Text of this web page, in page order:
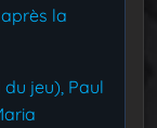
la
jeu), Paul